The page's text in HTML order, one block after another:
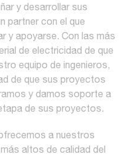
y desarrollar sus
partner con el que
y apoyarse. Con las más
de electricidad de que
equipo de ingenieros,
de que sus proyectos
y damos soporte a
de sus proyectos.
a nuestros
altos de calidad del